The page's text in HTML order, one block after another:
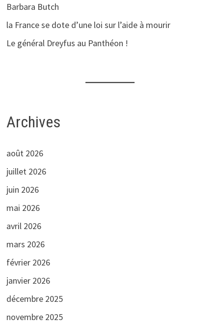
Barbara Butch
la France se dote d’une loi sur l’aide à mourir
Le général Dreyfus au Panthéon !
Archives
août 2026
juillet 2026
juin 2026
mai 2026
avril 2026
mars 2026
février 2026
janvier 2026
décembre 2025
novembre 2025